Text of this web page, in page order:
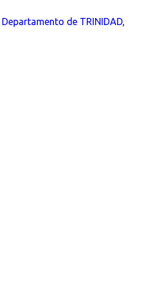
de TRINIDAD,